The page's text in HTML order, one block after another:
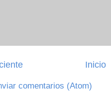
Inicio
comentarios (Atom)